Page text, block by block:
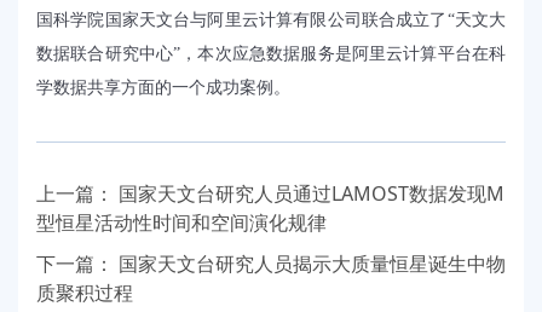
国科学院国家天文台与阿里云计算有限公司联合成立了“天文大
数据联合研究中心”，本次应急数据服务是阿里云计算平台在科
学数据共享方面的一个成功案例。
上一篇： 国家天文台研究人员通过LAMOST数据发现M
型恒星活动性时间和空间演化规律
下一篇： 国家天文台研究人员揭示大质量恒星诞生中物
质聚积过程